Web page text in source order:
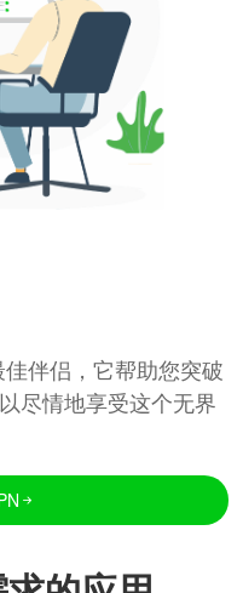
伴侣，它帮助您突破
尽情地享受这个无界